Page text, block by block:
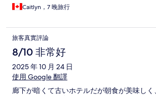
Caitlyn，7 晚旅行
旅客真實評論
8/10 非常好
2025 年 10 月 24 日
使用 Google 翻譯
廊下が暗くて古いホテルだが朝食が美味し